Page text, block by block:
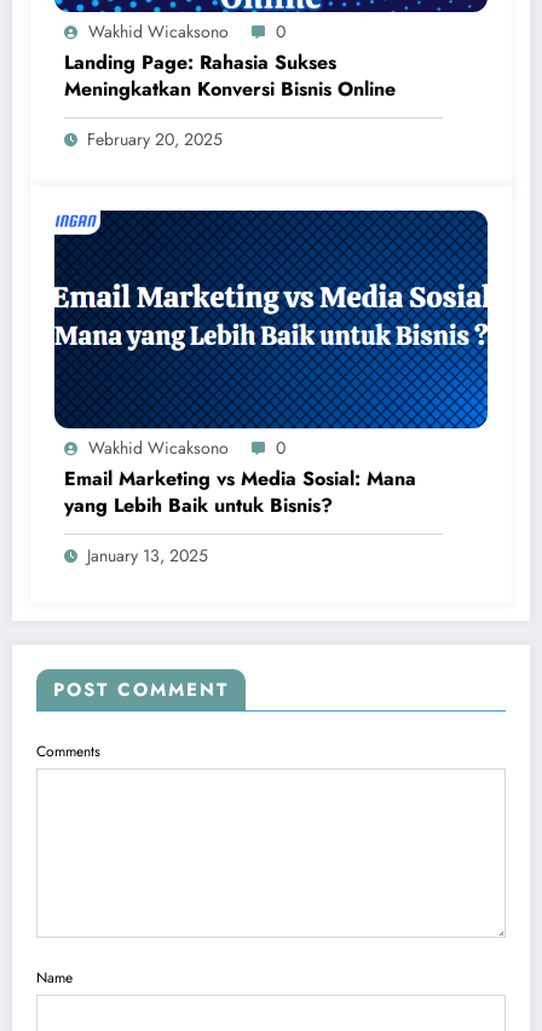
Wakhid Wicaksono 0
Landing Page: Rahasia Sukses
Meningkatkan Konversi Bisnis Online
February 20, 2025
Wakhid Wicaksono 0
Email Marketing vs Media Sosial: Mana
yang Lebih Baik untuk Bisnis?
January 13, 2025
POST COMMENT
Comments
Name